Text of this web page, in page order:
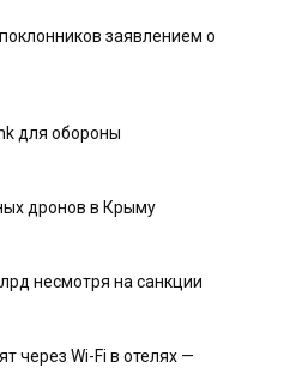
заявлением о
для обороны
дронов в Крыму
несмотря на санкции
через Wi-Fi в отелях —